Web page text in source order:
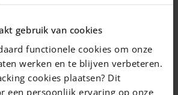
gebruik van cookies
functionele cookies om onze
werken en te blijven verbeteren.
cookies plaatsen? Dit
een persoonlijk ervaring op onze
hekwerk samenstellen?
eenvoudig met onze
inclusief
post, rail